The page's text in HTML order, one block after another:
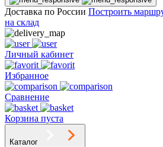
Доставка по России Построить
на склад
Личный кабинет
Избранное
Сравнение
Корзина пуста
Каталог